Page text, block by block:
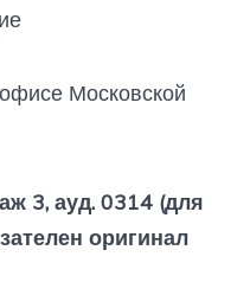
Московской
3, ауд. 0314 (для
оригинал